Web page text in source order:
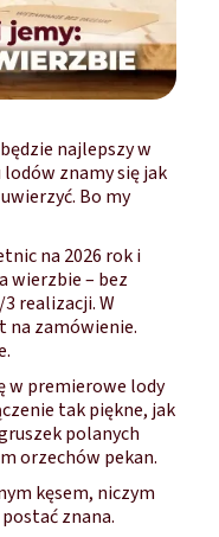
najlepszy w
lodów znamy się jak
Bo my
na 2026 rok i
wierzbie – bez
realizacji. W
na zamówienie.
w premierowe lody
tak piękne, jak
polanych
orzechów pekan.
kęsem, niczym
znana.